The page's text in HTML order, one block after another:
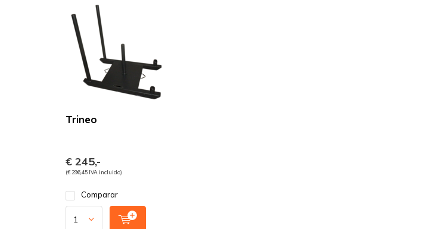
Trineo
€ 245,-
(€ 296,45 IVA incluido)
Comparar